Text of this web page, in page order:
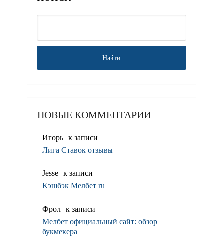
НОВЫЕ КОММЕНТАРИИ
Игорь к записи
Лига Ставок отзывы
Jesse к записи
Кэшбэк Мелбет ru
Фрол к записи
Мелбет официальный сайт: обзор
букмекера